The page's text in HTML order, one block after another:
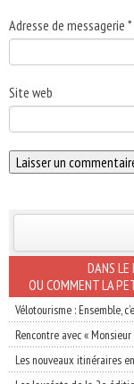
Adresse de messagerie *
Site web
INSCRIVEZ-
DANS LE
OU COMMENT LA
Vélotourisme : Ensemble,
Rencontre avec «
Les nouveaux itinéraires